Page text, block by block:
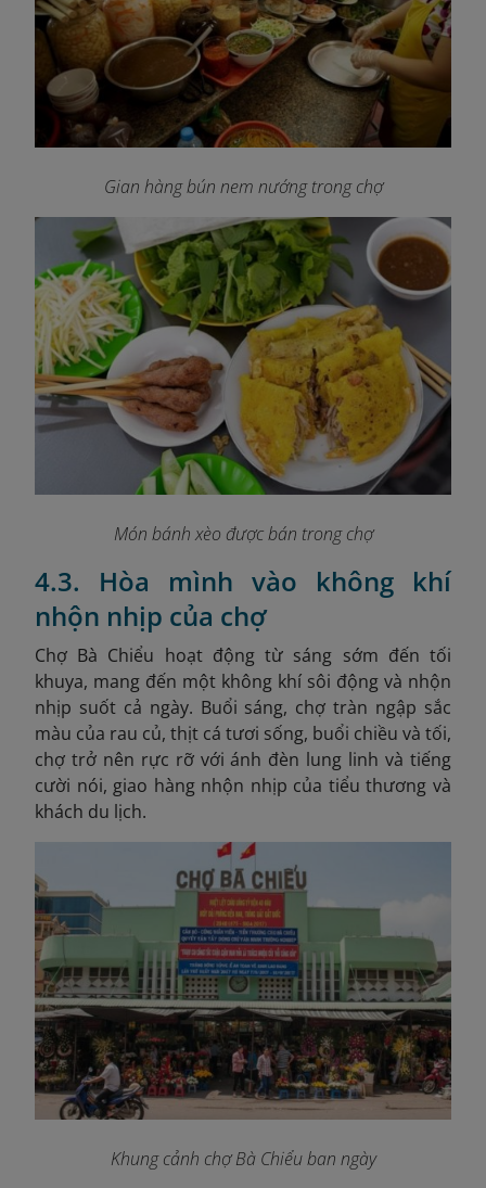
Gian hàng bún nem nướng trong chợ
Món bánh xèo được bán trong chợ
4.3. Hòa mình vào không khí
nhộn nhịp của chợ
Chợ Bà Chiểu hoạt động từ sáng sớm đến tối
khuya, mang đến một không khí sôi động và nhộn
nhịp suốt cả ngày. Buổi sáng, chợ tràn ngập sắc
màu của rau củ, thịt cá tươi sống, buổi chiều và tối,
chợ trở nên rực rỡ với ánh đèn lung linh và tiếng
cười nói, giao hàng nhộn nhịp của tiểu thương và
khách du lịch.
Khung cảnh chợ Bà Chiểu ban ngày